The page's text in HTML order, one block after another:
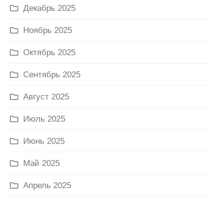
Декабрь 2025
Ноябрь 2025
Октябрь 2025
Сентябрь 2025
Август 2025
Июль 2025
Июнь 2025
Май 2025
Апрель 2025